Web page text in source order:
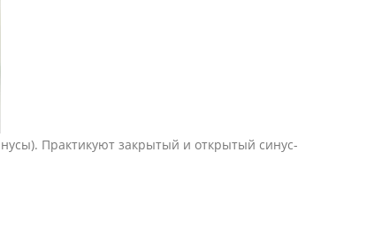
Практикуют закрытый и открытый синус-